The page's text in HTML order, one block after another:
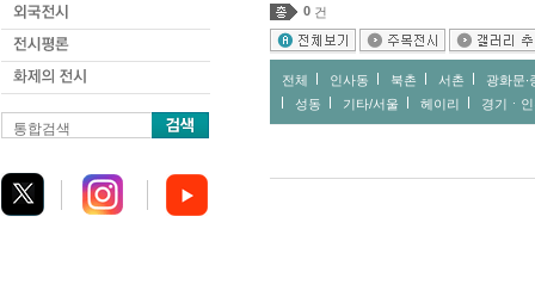
통합검색
0 건
전체 인사동 북촌 서촌
광화문∙
성동
기타/서울 헤이리 경기ㆍ